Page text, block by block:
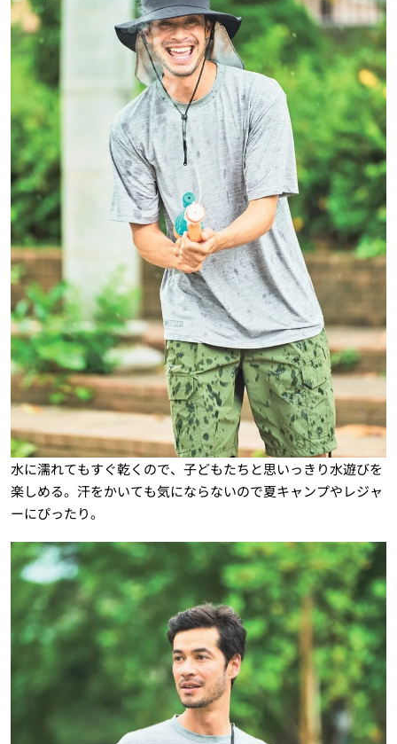
水に濡れてもすぐ乾くので、子どもたちと思いっきり水遊びを
楽しめる。汗をかいても気にならないので夏キャンプやレジャ
ーにぴったり。